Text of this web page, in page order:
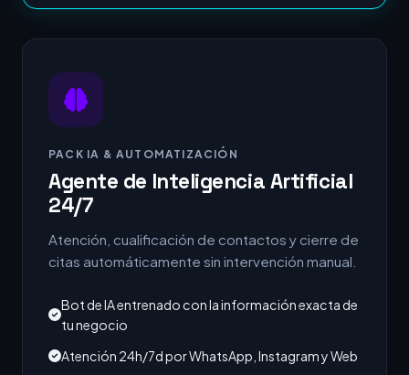
PACK IA & AUTOMATIZACIÓN
Agente de Inteligencia Artificial
24/7
Atención, cualificación de contactos y cierre de
citas automáticamente sin intervención manual.
Bot de IA entrenado con la información exacta de
tu negocio
Atención 24h/7d por WhatsApp, Instagram y Web